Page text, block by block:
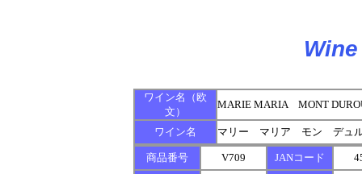
ワイン名（欧
文）
MARIE MARIA MONT
ワイン名 マリー マリア モン デュ
商品番号 V709 JANコード